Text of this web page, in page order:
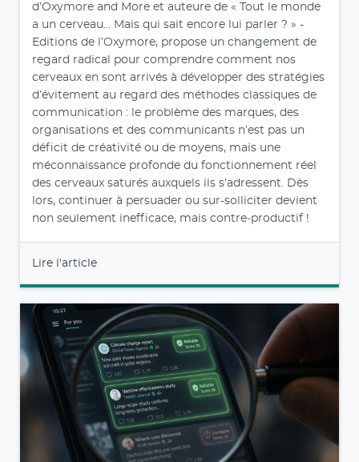
d’Oxymore and More et auteure de « Tout le monde
a un cerveau… Mais qui sait encore lui parler ? » -
Editions de l’Oxymore, propose un changement de
regard radical pour comprendre comment nos
cerveaux en sont arrivés à développer des stratégies
d’évitement au regard des méthodes classiques de
communication : le problème des marques, des
organisations et des communicants n’est pas un
déficit de créativité ou de moyens, mais une
méconnaissance profonde du fonctionnement réel
des cerveaux saturés auxquels ils s’adressent. Dès
lors, continuer à persuader ou sur-solliciter devient
non seulement inefficace, mais contre‑productif !
Lire l'article